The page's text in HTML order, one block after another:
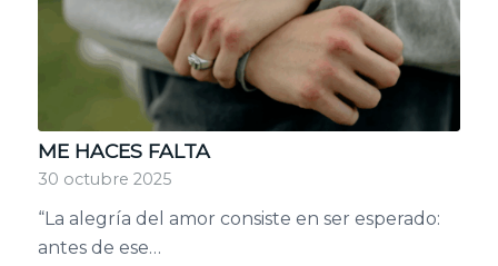
ME HACES FALTA
30 octubre 2025
“La alegría del amor consiste en ser esperado:
antes de ese…